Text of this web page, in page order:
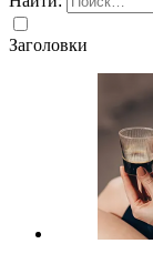
Заголовки